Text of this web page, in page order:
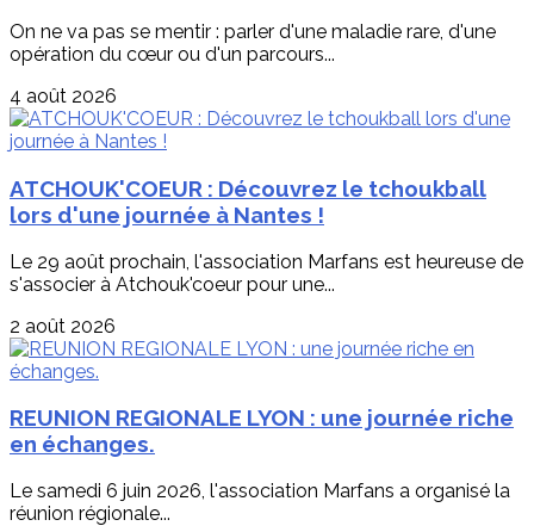
On ne va pas se mentir : parler d'une maladie rare, d'une
opération du cœur ou d'un parcours...
4 août 2026
ATCHOUK'COEUR : Découvrez le tchoukball
lors d'une journée à Nantes !
Le 29 août prochain, l'association Marfans est heureuse de
s'associer à Atchouk'coeur pour une...
2 août 2026
REUNION REGIONALE LYON : une journée riche
en échanges.
Le samedi 6 juin 2026, l'association Marfans a organisé la
réunion régionale...